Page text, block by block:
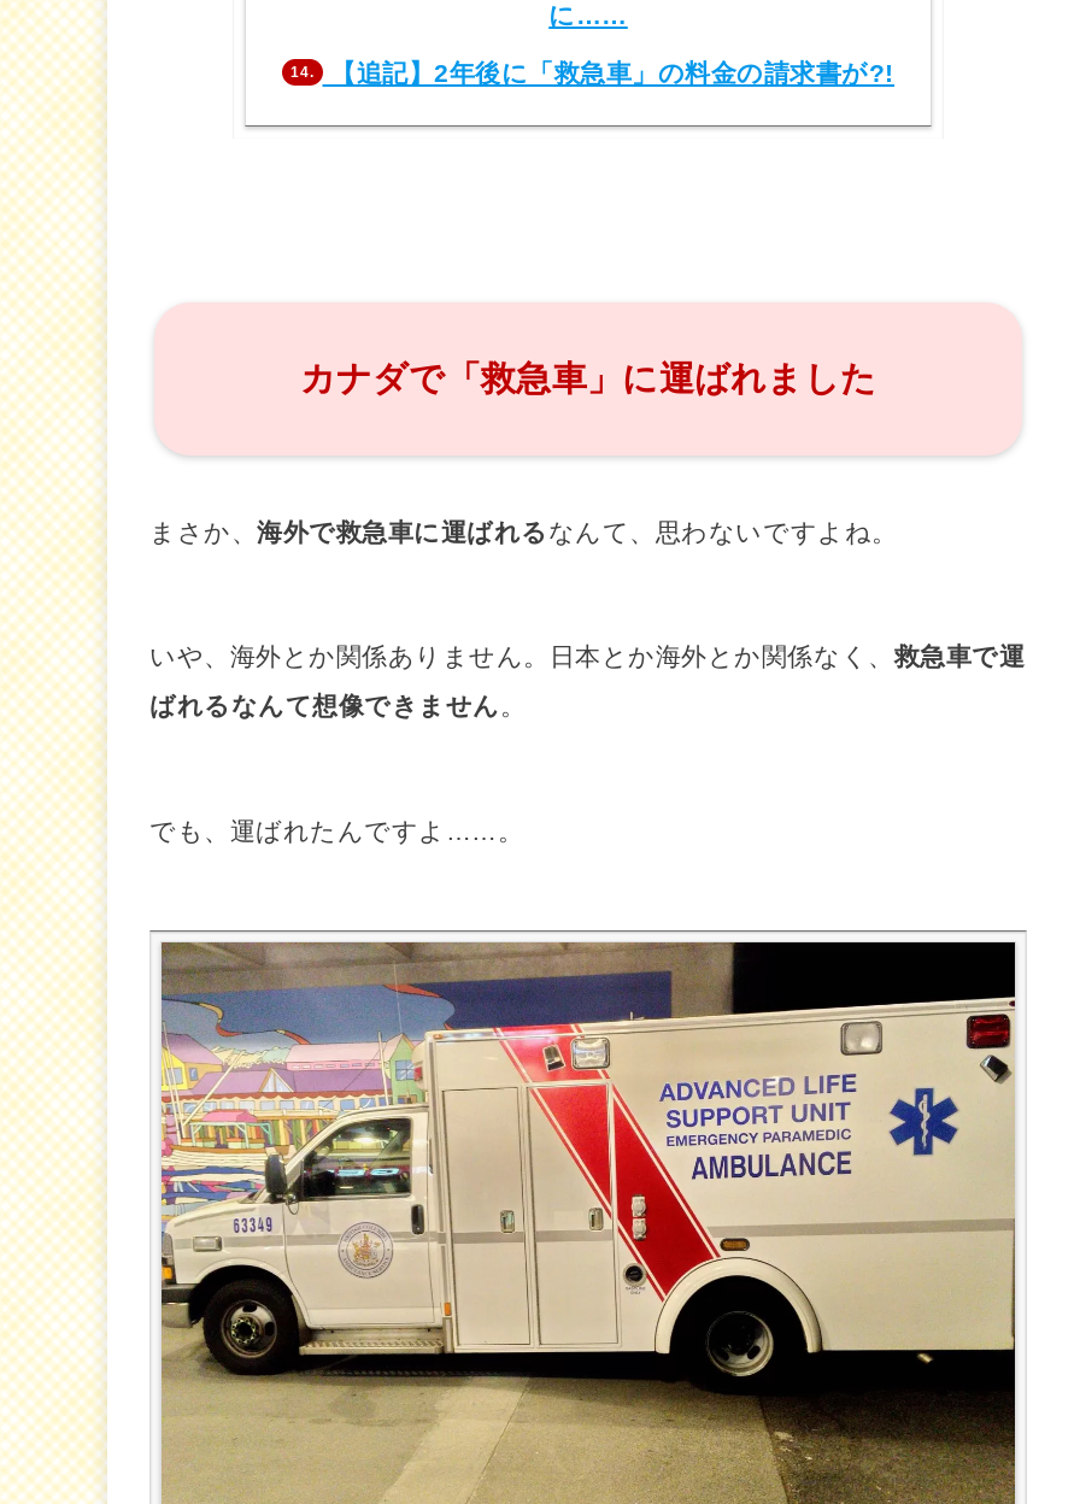
に……
14. 【追記】2年後に「救急車」の料金の請求書が?!
カナダで「救急車」に運ばれました
まさか、海外で救急車に運ばれる なんて、思わないですよね。
いや、海外とか関係ありません。日本とか海外とか関係なく、救急車で運
ばれるなんて想像できません。
でも、運ばれたんですよ……。